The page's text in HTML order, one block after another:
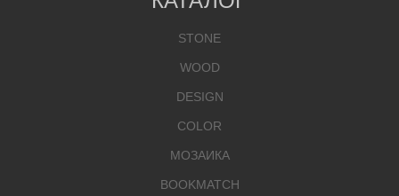
STONE
WOOD
DESIGN
COLOR
МОЗАИКА
BOOKMATCH